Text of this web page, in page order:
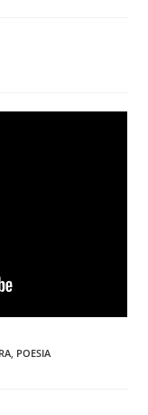
POESIA